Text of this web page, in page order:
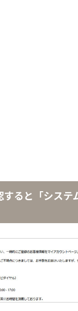
ると「システ